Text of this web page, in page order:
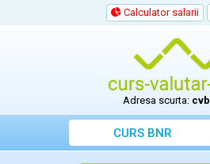
Calculator salarii
Adresa scurta:
CURS BNR